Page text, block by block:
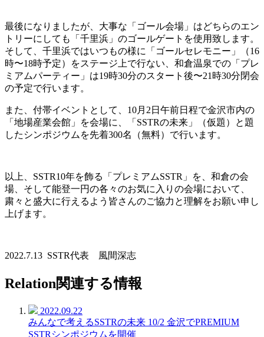
最後になりましたが、大事な「ゴール会場」はどちらのエン
トリーにしても「千里浜」のゴールゲートを使用致します。
そして、千里浜ではいつもの様に「ゴールセレモニー」（16
時〜18時予定）をステージ上で行ない、和倉温泉での「プレ
ミアムパーティー」は19時30分のスタート後〜21時30分閉会
の予定で行います。
また、付帯イベントとして、10月2日午前日程で金沢市内の
「地場産業会館」を会場に、「SSTRの未来」（仮題）と題
したシンポジウムを先着300名（無料）で行います。
以上、SSTR10年を飾る「プレミアムSSTR」を、和倉の会
場、そして能登一円の各々のお気に入りの会場において、
粛々と盛大に行えるよう皆さんのご協力と理解をお願い申し
上げます。
2022.7.13 SSTR代表 風間深志
Relation関連する情報
2022.09.22
みんなで考えるSSTRの未来 10/2 金沢でPREMIUM
SSTRシンポジウムを開催